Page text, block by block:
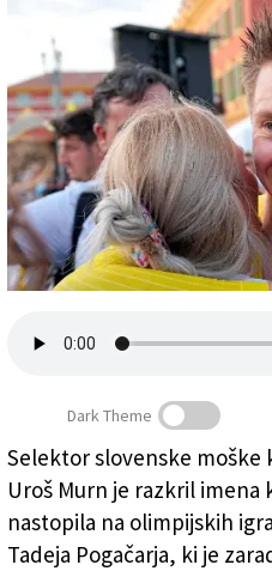
Uredništvo
Oglasi
Založnik
Zadruga PD
Naročnine
Veselje Tadeja Pogačarja
Dark Theme
Selektor slovenske
Uroš Murn je razkril imena
nastopila na olimpijskih
Tadeja Pogačarja, ki je